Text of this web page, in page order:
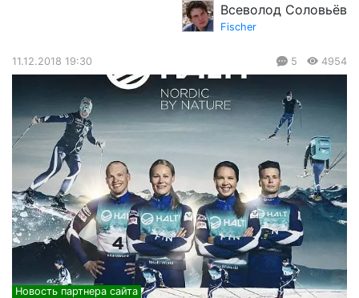
Всеволод Соловьёв
Fischer
11.12.2018 19:30 5 4954
Новость партнера сайта